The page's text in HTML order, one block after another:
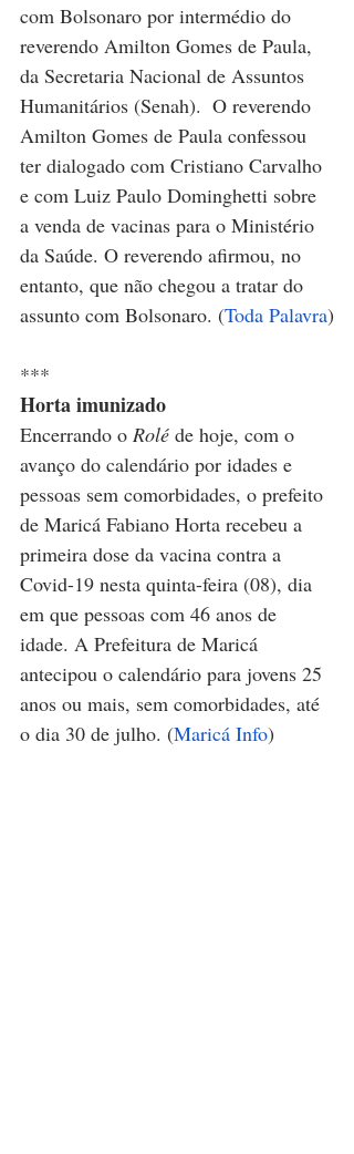
com Bolsonaro por intermédio do
reverendo Amilton Gomes de Paula,
da Secretaria Nacional de Assuntos
Humanitários (Senah).  O reverendo
Amilton Gomes de Paula confessou
ter dialogado com Cristiano Carvalho
e com Luiz Paulo Dominghetti sobre
a venda de vacinas para o Ministério
da Saúde. O reverendo afirmou, no
entanto, que não chegou a tratar do
assunto com Bolsonaro. (Toda Palavra)
***
Horta imunizado
Encerrando o Rolé de hoje, com o
avanço do calendário por idades e
pessoas sem comorbidades, o prefeito
de Maricá Fabiano Horta recebeu a
primeira dose da vacina contra a
Covid-19 nesta quinta-feira (08), dia
em que pessoas com 46 anos de
idade. A Prefeitura de Maricá
antecipou o calendário para jovens 25
anos ou mais, sem comorbidades, até
o dia 30 de julho. (Maricá Info)